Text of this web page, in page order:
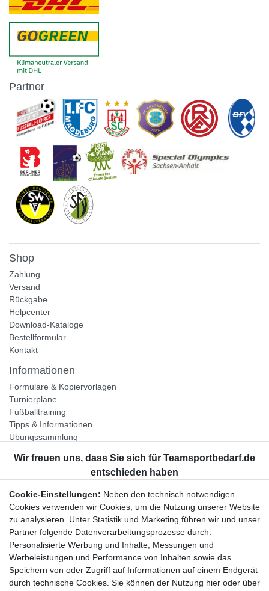
Partner
Shop
Zahlung
Versand
Rückgabe
Helpcenter
Download-Kataloge
Bestellformular
Kontakt
Informationen
Formulare & Kopiervorlagen
Turnierpläne
Fußballtraining
Tipps & Informationen
Übungssammlung
Unternehmen
Widerrufsrecht
Bestellung widerrufen
Datenschutzerklärung
AGB
Impressum
Cookie-Einstellungen: Neben den technisch notwendigen
Cookies verwenden wir Cookies, um die Nutzung unserer Website
zu analysieren. Unter Statistik und Marketing führen wir und unser
Partner folgende Datenverarbeitungsprozesse durch:
Personalisierte Werbung und Inhalte, Messungen und
Werbeleistungen und Performance von Inhalten sowie das
Speichern von oder Zugriff auf Informationen auf einem Endgerät
durch technische Cookies. Sie können der Nutzung hier oder über